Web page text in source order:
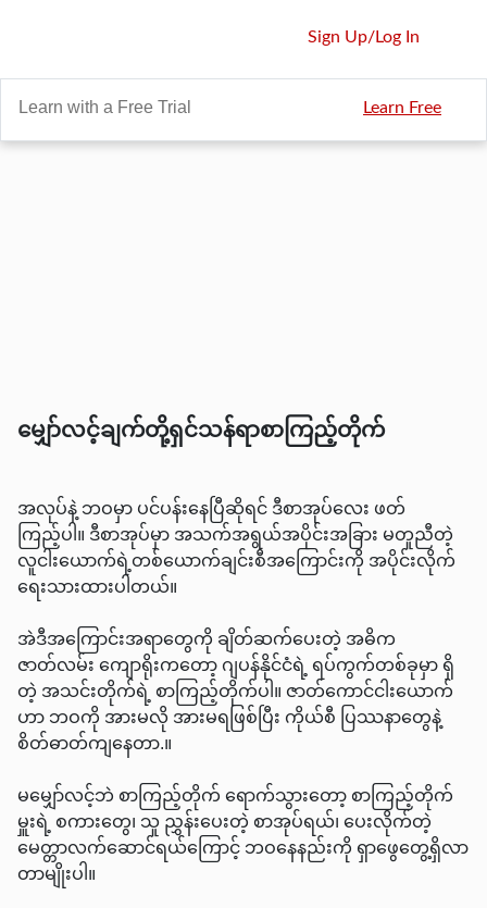
Sign Up/Log In
Learn with a Free Trial
Learn Free
မျှော်လင့်ချက်တို့ရှင်သန်ရာစာကြည့်တိုက်
အလုပ်နဲ့ ဘဝမှာ ပင်ပန်းနေပြီဆိုရင် ဒီစာအုပ်လေး ဖတ်
ကြည့်ပါ။ ဒီစာအုပ်မှာ အသက်အရွယ်အပိုင်းအခြား မတူညီတဲ့
လူငါးယောက်ရဲ့တစ်ယောက်ချင်းစီအကြောင်းကို အပိုင်းလိုက်
ရေးသားထားပါတယ်။
အဲဒီအကြောင်းအရာတွေကို ချိတ်ဆက်ပေးတဲ့ အဓိက
ဇာတ်လမ်း ကျောရိုးကတော့ ဂျပန်နိုင်ငံရဲ့ ရပ်ကွက်တစ်ခုမှာ ရှိ
တဲ့ အသင်းတိုက်ရဲ့ စာကြည့်တိုက်ပါ။ ဇာတ်ကောင်ငါးယောက်
ဟာ ဘဝကို အားမလို အားမရဖြစ်ပြီး ကိုယ်စီ ပြဿနာတွေနဲ့
စိတ်ဓာတ်ကျနေတာ.။
မမျှော်လင့်ဘဲ စာကြည့်တိုက် ရောက်သွားတော့ စာကြည့်တိုက်
မှူးရဲ့ စကားတွေ၊ သူ ညွှန်းပေးတဲ့ စာအုပ်ရယ်၊ ပေးလိုက်တဲ့
မေတ္တာလက်ဆောင်ရယ်ကြောင့် ဘဝနေနည်းကို ရှာဖွေတွေ့ရှိလာ
တာမျိုးပါ။